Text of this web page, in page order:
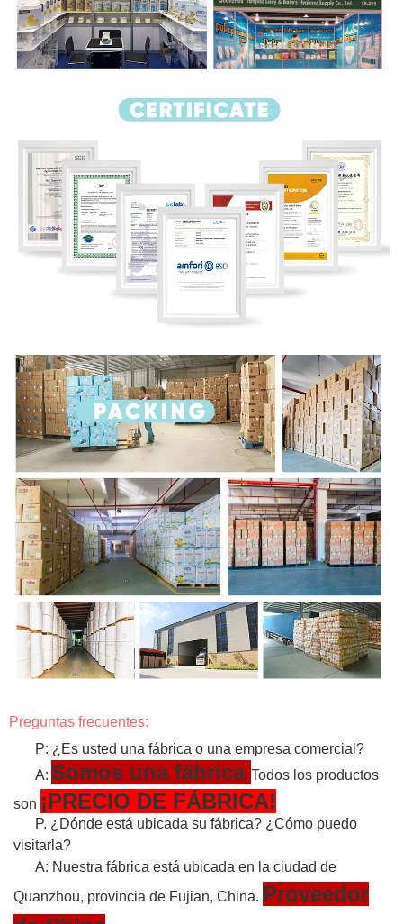
Preguntas frecuentes:
P: ¿Es usted una fábrica o una empresa comercial?
A: Somos una fábrica Todos los productos
son ¡PRECIO DE FÁBRICA!
P. ¿Dónde está ubicada su fábrica? ¿Cómo puedo
visitarla?
A: Nuestra fábrica está ubicada en la ciudad de
Quanzhou, provincia de Fujian, China. Proveedor